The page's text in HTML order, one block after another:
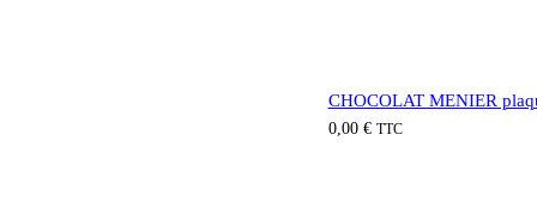
CHOCOLAT MENIER
0,00 € TTC